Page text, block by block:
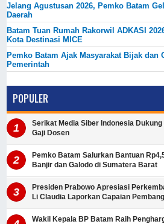
Jelang Agustusan 2026, Pemko Batam
Daerah
Batam Tuan Rumah Rakorwil ADKASI
Kota Destinasi MICE
Pemko Batam Ajak Masyarakat Bijak dan
Pemerintah
POPULER
Serikat Media Siber Indonesia
Gaji Dosen
Pemko Batam Salurkan Bantuan
Banjir dan Galodo di Sumatera Barat
Presiden Prabowo Apresiasi
Li Claudia Laporkan Capaian
Wakil Kepala BP Batam Raih